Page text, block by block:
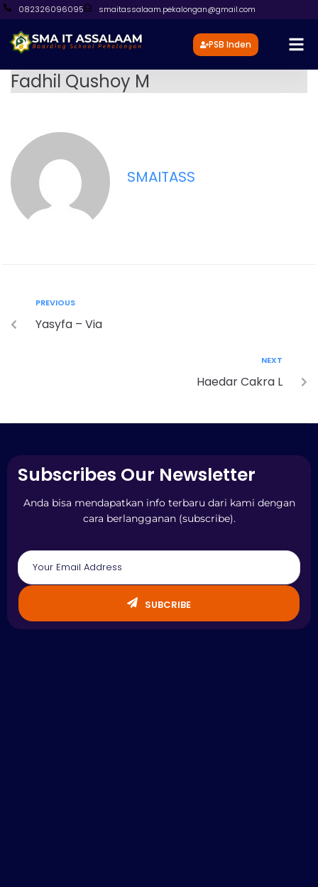
082326096095 smaitassalaam.pekalongan@gmail.com
PSB Inden
Fadhil Qushoy M
SMAITASS
PREVIOUS
Yasyfa – Via
NEXT
Haedar Cakra L
Subscribes Our Newsletter
Anda bisa mendapatkan info terbaru dari kami dengan
cara berlangganan (subscribe).
SUBCRIBE